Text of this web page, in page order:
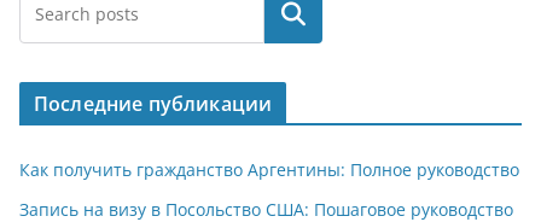
Поиск
Последние публикации
Как получить гражданство Аргентины: Полное руководство
Запись на визу в Посольство США: Пошаговое руководство